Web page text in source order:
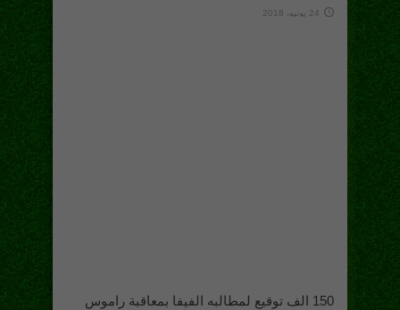
24 يونيو، 2018
150 الف توقيع لمطالبه الفيفا بمعاقبة راموس